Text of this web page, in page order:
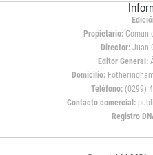
Propietario:
Director: Juan
Editor General:
Domicilio:
Teléfono: (0299)
Contacto comercial:
Registro